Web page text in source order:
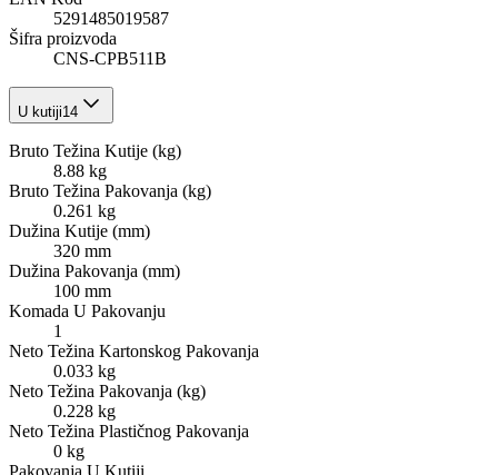
5291485019587
Šifra proizvoda
CNS-CPB511B
U kutiji14
Bruto Težina Kutije (kg)
8.88 kg
Bruto Težina Pakovanja (kg)
0.261 kg
Dužina Kutije (mm)
320 mm
Dužina Pakovanja (mm)
100 mm
Komada U Pakovanju
1
Neto Težina Kartonskog Pakovanja
0.033 kg
Neto Težina Pakovanja (kg)
0.228 kg
Neto Težina Plastičnog Pakovanja
0 kg